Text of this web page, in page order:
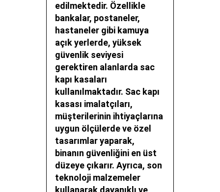
edilmektedir. Özellikle
bankalar, postaneler,
hastaneler gibi kamuya
açık yerlerde, yüksek
güvenlik seviyesi
gerektiren alanlarda sac
kapı kasaları
kullanılmaktadır. Sac kapı
kasası imalatçıları,
müşterilerinin ihtiyaçlarına
uygun ölçülerde ve özel
tasarımlar yaparak,
binanın güvenliğini en üst
düzeye çıkarır. Ayrıca, son
teknoloji malzemeler
kullanarak dayanıklı ve